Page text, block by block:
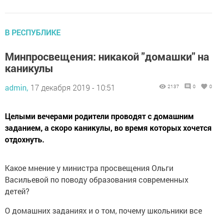
В РЕСПУБЛИКЕ
Минпросвещения: никакой "домашки" на
каникулы
admin, 17 декабря 2019 - 10:51 2137 0 0
Целыми вечерами родители проводят с домашним
заданием, а скоро каникулы, во время которых хочется
отдохнуть.
Какое мнение у министра просвещения Ольги
Васильевой по поводу образования современных
детей?
О домашних заданиях и о том, почему школьники все